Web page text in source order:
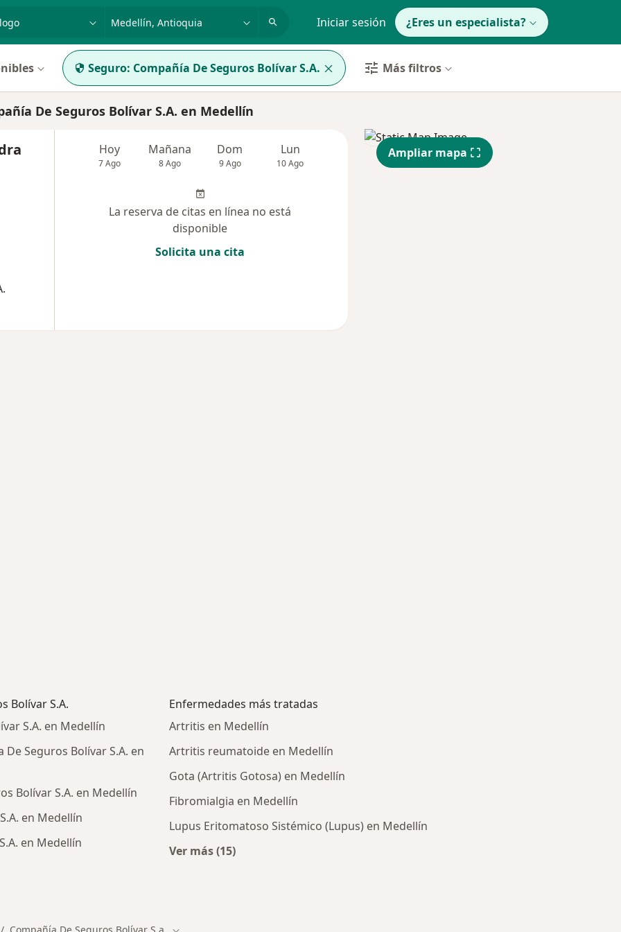
enfermedad o nombrep. ej. Bogotá Iniciar sesión ¿Eres un especialista?
Seguro: Compañía De Seguros Bolívar S.A. Más filtros
De Seguros Bolívar S.A. en Medellín
Hoy
7 Ago
Mañana
8 Ago
Dom
9 Ago
Lun
10 Ago
Mié
12 Ago
Jue
13 Ago
La reserva de citas en línea no está
disponible
Solicita una cita
Ampliar mapa
Bolívar S.A.
S.A. en Medellín
Seguros Bolívar S.A. en
Bolívar S.A. en Medellín
en Medellín
en Medellín
Enfermedades más tratadas
Artritis en Medellín
Artritis reumatoide en Medellín
Gota (Artritis Gotosa) en Medellín
Fibromialgia en Medellín
Lupus Eritomatoso Sistémico (Lupus) en Medellín
Ver más (15)